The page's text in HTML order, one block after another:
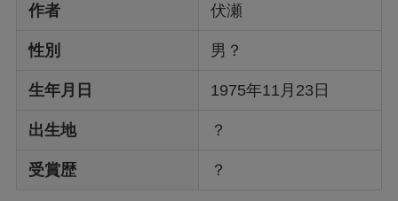
作者 伏瀬
性別 男？
生年月日 1975年11月23日
出生地 ？
受賞歴 ？